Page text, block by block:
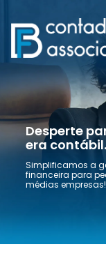
Desperte
era contábil.
Simplificamos a
financeira para
médias empresas!